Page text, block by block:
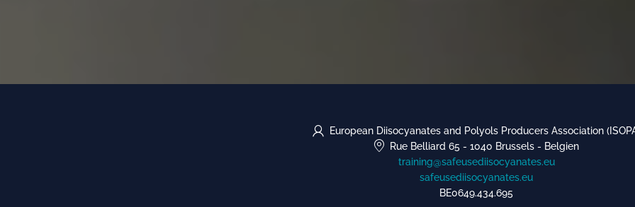
European Diisocyanates and Polyols Producers Association
Rue Belliard 65 - 1040 Brussels - Belgien
training@safeusediisocyanates.eu
safeusediisocyanates.eu
BE0649.434.695